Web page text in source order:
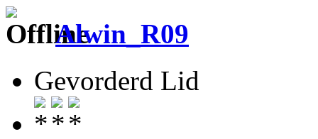
Alwin_R09
Gevorderd Lid